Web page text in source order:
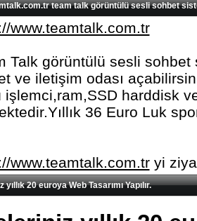
team talk görüntülü sesli sohbet
www.teamtalk.com.tr
Talk görüntülü sesli
ve iletişim odası
işlemci,ram,SSD harddisk
36 Euro Luk
www.teamtalk.com.tryi
20 euroya Web Tasarımı Yapılır.